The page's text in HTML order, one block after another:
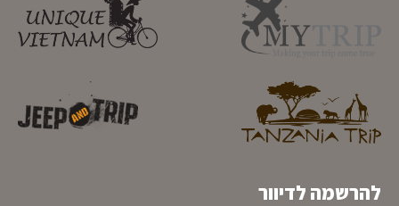
להרשמה לדיוור